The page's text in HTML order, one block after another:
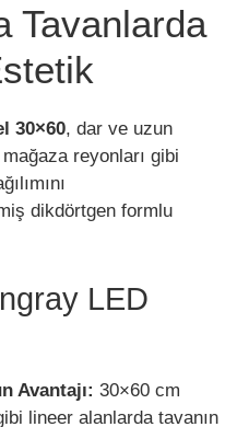
Tavanlarda
30×60, dar ve uzun
reyonları gibi
dikdörtgen formlu
LED
Avantajı: 30×60 cm
lineer alanlarda tavanın